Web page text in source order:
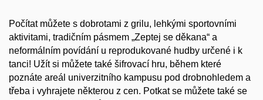
Počítat můžete s dobrotami z grilu, lehkými sportovními
aktivitami, tradičním pásmem „Zeptej se děkana“ a
neformálním povídání u reprodukované hudby určené i k
tanci! Užít si můžete také šifrovací hru, během které
poznáte areál univerzitního kampusu pod drobnohledem a
třeba i vyhrajete některou z cen. Potkat se můžete také se